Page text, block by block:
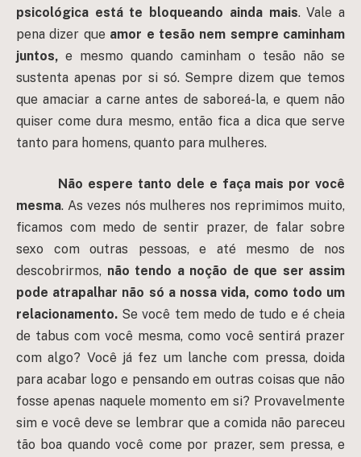
psicológica está te bloqueando ainda mais. Vale a
pena dizer que amor e tesão nem sempre caminham
juntos, e mesmo quando caminham o tesão não se
sustenta apenas por si só. Sempre dizem que temos
que amaciar a carne antes de saboreá-la, e quem não
quiser come dura mesmo, então fica a dica que serve
tanto para homens, quanto para mulheres.
Não espere tanto dele e faça mais por você
mesma. As vezes nós mulheres nos reprimimos muito,
ficamos com medo de sentir prazer, de falar sobre
sexo com outras pessoas, e até mesmo de nos
descobrirmos, não tendo a noção de que ser assim
pode atrapalhar não só a nossa vida, como todo um
relacionamento. Se você tem medo de tudo e é cheia
de tabus com você mesma, como você sentirá prazer
com algo? Você já fez um lanche com pressa, doida
para acabar logo e pensando em outras coisas que não
fosse apenas naquele momento em si? Provavelmente
sim e você deve se lembrar que a comida não pareceu
tão boa quando você come por prazer, sem pressa, e